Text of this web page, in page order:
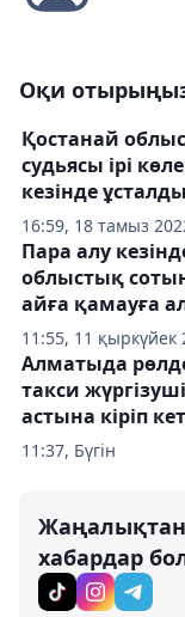
Оқи
16:59, 18 тамыз
Қостанай
судьясы ірі
кезінде ұсталды
11:55, 11 қыркүйек
Пара алу
облыстық
айға қамауға
11:37, Бүгін
Алматыда
такси
астына кіріп
хабардар